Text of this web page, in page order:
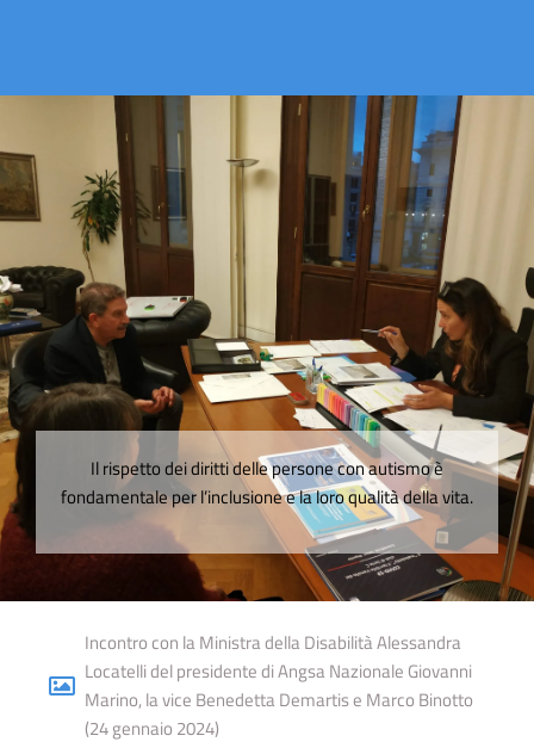
Il rispetto dei diritti delle persone con autismo è
fondamentale per l’inclusione e la loro qualità della vita.
Incontro con la Ministra della Disabilità Alessandra
Locatelli del presidente di Angsa Nazionale Giovanni
Marino, la vice Benedetta Demartis e Marco Binotto
(24 gennaio 2024)​